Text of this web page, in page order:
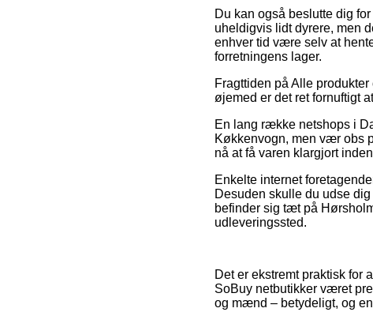
Du kan også beslutte dig
uheldigvis lidt dyrere, men
enhver tid være selv at
forretningens lager.
Fragttiden på Alle
øjemed er det ret fornuftigt
En lang række netshops i
Køkkenvogn, men vær obs
nå at få varen klargjort
Enkelte internet
Desuden skulle du udse
befinder sig tæt på
udleveringssted.
Det er ekstremt praktisk for
SoBuy netbutikker været
og mænd – betydeligt, og